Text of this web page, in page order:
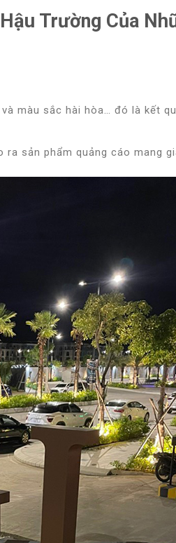
Trường Của
màu sắc hài hòa… đó là kết
ra sản phẩm quảng cáo mang